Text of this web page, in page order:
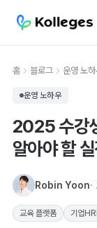
홈 블로그 운영 노
운영 노하우
2025 수강
알아야 할
Robin Yoon·
교육 플랫폼 기업